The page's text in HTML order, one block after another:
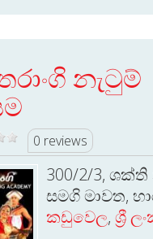
නැටුම්
0 reviews
300/2/3,
සමගි මාවත,
කඩුවෙල, ශ්‍රී